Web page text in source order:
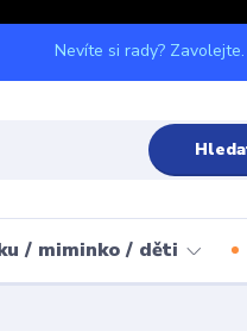
Nevíte si rady? Zavolejte.
/ miminko / děti